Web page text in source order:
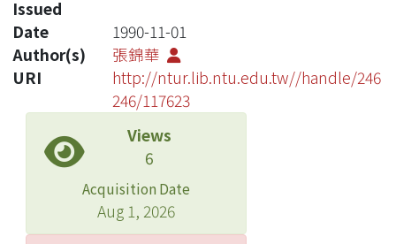
Issued
Date
1990-11-01
Author(s)
張錦華
URI
http://ntur.lib.ntu.edu.tw//handle/246
246/117623
Views
6
Acquisition Date
Aug 1, 2026